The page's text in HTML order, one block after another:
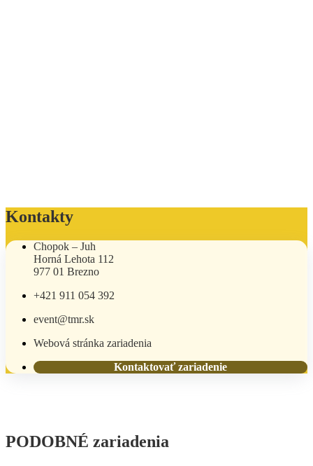
Kontakty
Chopok – Juh
Horná Lehota 112
977 01 Brezno
+421 911 054 392
event@tmr.sk
Webová stránka zariadenia
Kontaktovať zariadenie
PODOBNÉ zariadenia